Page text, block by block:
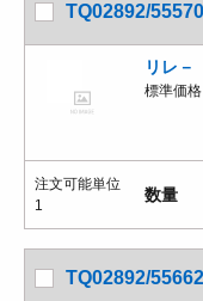
TQ02892/55570
リレ
標準価格
注文可能単位
1
数量
TQ02892/55662